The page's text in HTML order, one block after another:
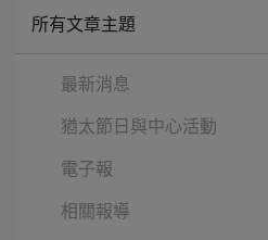
所有文章主題
最新消息
猶太節日與中心活動
電子報
相關報導